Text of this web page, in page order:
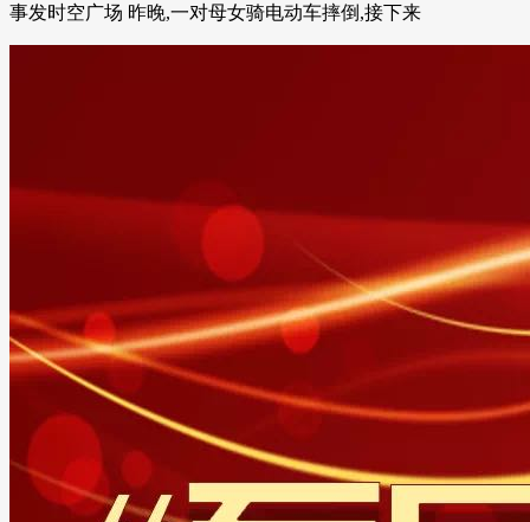
事发时空广场 昨晚,一对母女骑电动车摔倒,接下来